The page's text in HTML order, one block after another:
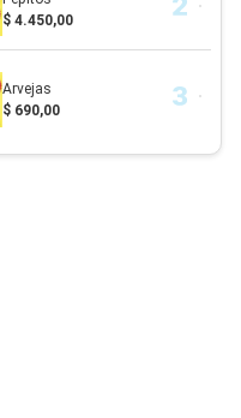
$ 4.450,00
Arvejas
$ 690,00